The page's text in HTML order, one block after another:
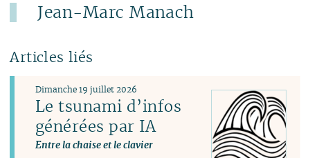
Jean-Marc Manach
Articles liés
Le tsunami d’infos
générées par IA
Entre la chaise et le clavier
Dimanche 19 juillet 2026